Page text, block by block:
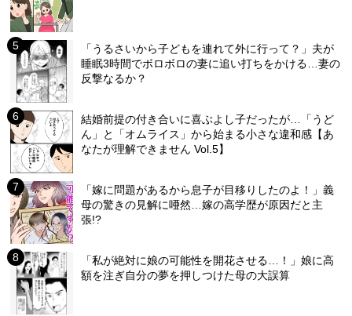
「うるさいから子どもを連れて外に行って？」夫が
睡眠3時間でボロボロの妻に追い打ちをかける…妻の
反撃なるか？
結婚前提の付き合いに喜ぶよし子だったが…「うど
ん」と「オムライス」から始まる小さな違和感【あ
なたが理解できません Vol.5】
「嫁に問題があるから息子が目移りしたのよ！」義
母の驚きの見解に唖然…嫁の高学歴が原因だと主
張!?
「私が絶対に娘の可能性を開花させる…！」娘に高
額を注ぎ自分の夢を押しつけた母の大誤算